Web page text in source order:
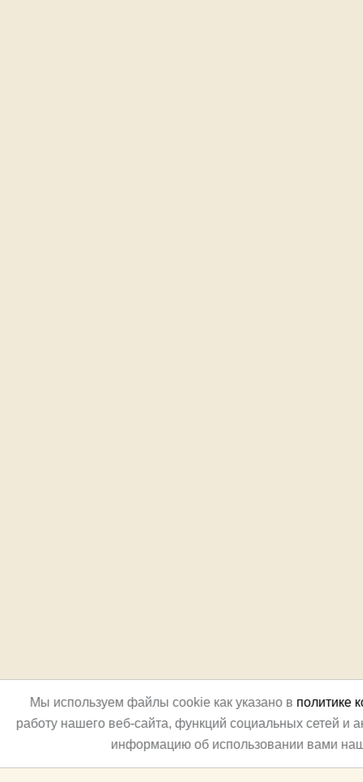
Мы используем файлы cookie как указано в политике
работу нашего веб-сайта, функций социальных сетей и
информацию об использовании вами